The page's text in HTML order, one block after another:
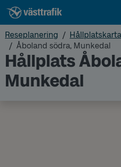
Reseplanering
Åboland södra, Munkedal
Hållplats
Munkedal